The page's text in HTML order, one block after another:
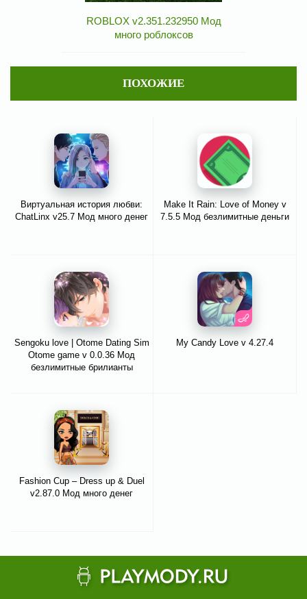
ROBLOX v2.351.232950 Мод
много роблоксов
ПОХОЖИЕ
Виртуальная история любви:
ChatLinx v25.7 Мод много денег
Make It Rain: Love of Money v
7.5.5 Мод безлимитные деньги
Sengoku love | Otome Dating Sim
Otome game v 0.0.36 Мод
безлимитные брилианты
My Candy Love v 4.27.4
Fashion Cup – Dress up & Duel
v2.87.0 Мод много денег